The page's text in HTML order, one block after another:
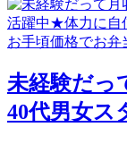
未経験だっ
40代男女ス